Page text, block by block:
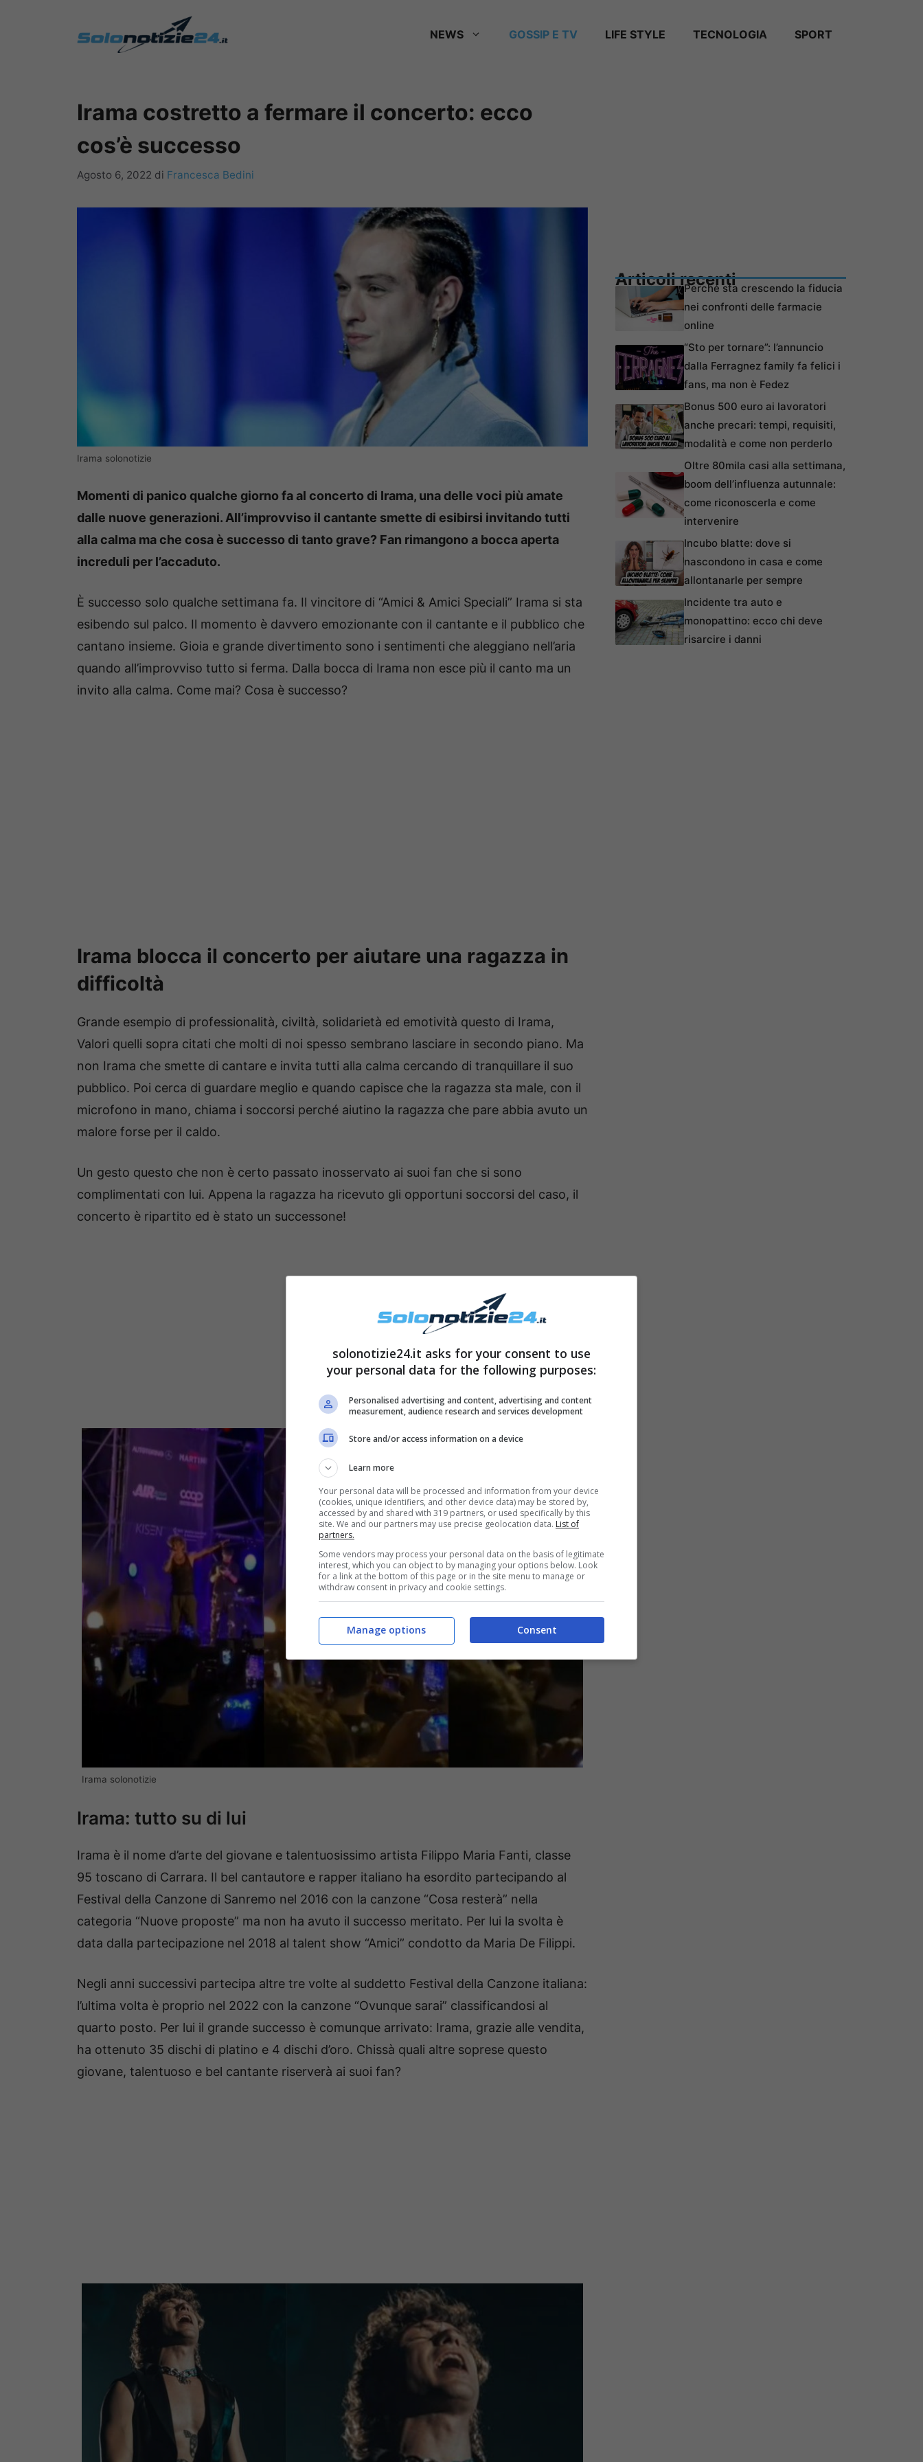
NEWS GOSSIP E TV LIFE STYLE TECNOLOGIA SPORT
Irama costretto a fermare il concerto: ecco
cos’è successo
Agosto 6, 2022 di Francesca Bedini
Irama solonotizie
Momenti di panico qualche giorno fa al concerto di Irama, una delle voci più amate
dalle nuove generazioni. All’improvviso il cantante smette di esibirsi invitando tutti
alla calma ma che cosa è successo di tanto grave? Fan rimangono a bocca aperta
increduli per l’accaduto.
È successo solo qualche settimana fa. Il vincitore di “Amici & Amici Speciali” Irama si sta
esibendo sul palco. Il momento è davvero emozionante con il cantante e il pubblico che
cantano insieme. Gioia e grande divertimento sono i sentimenti che aleggiano nell’aria
quando all’improvviso tutto si ferma. Dalla bocca di Irama non esce più il canto ma un
invito alla calma. Come mai? Cosa è successo?
Irama blocca il concerto per aiutare una ragazza in
difficoltà
Grande esempio di professionalità, civiltà, solidarietà ed emotività questo di Irama,
Valori quelli sopra citati che molti di noi spesso sembrano lasciare in secondo piano. Ma
non Irama che smette di cantare e invita tutti alla calma cercando di tranquillare il suo
pubblico. Poi cerca di guardare meglio e quando capisce che la ragazza sta male, con il
microfono in mano, chiama i soccorsi perché aiutino la ragazza che pare abbia avuto un
malore forse per il caldo.
Un gesto questo che non è certo passato inosservato ai suoi fan che si sono
complimentati con lui. Appena la ragazza ha ricevuto gli opportuni soccorsi del caso, il
concerto è ripartito ed è stato un successone!
Irama solonotizie
Irama: tutto su di lui
Irama è il nome d’arte del giovane e talentuosissimo artista Filippo Maria Fanti, classe
95 toscano di Carrara. Il bel cantautore e rapper italiano ha esordito partecipando al
Festival della Canzone di Sanremo nel 2016 con la canzone “Cosa resterà” nella
categoria “Nuove proposte” ma non ha avuto il successo meritato. Per lui la svolta è
data dalla partecipazione nel 2018 al talent show “Amici” condotto da Maria De Filippi.
Negli anni successivi partecipa altre tre volte al suddetto Festival della Canzone italiana:
l’ultima volta è proprio nel 2022 con la canzone “Ovunque sarai” classificandosi al
quarto posto. Per lui il grande successo è comunque arrivato: Irama, grazie alle vendita,
ha ottenuto 35 dischi di platino e 4 dischi d’oro. Chissà quali altre soprese questo
giovane, talentuoso e bel cantante riserverà ai suoi fan?
Articoli recentiPerché sta crescendo la fiducia
nei confronti delle farmacie
online
“Sto per tornare”: l’annuncio
dalla Ferragnez family fa felici i
fans, ma non è Fedez
Bonus 500 euro ai lavoratori
anche precari: tempi, requisiti,
modalità e come non perderlo
Oltre 80mila casi alla settimana,
boom dell’influenza autunnale:
come riconoscerla e come
intervenire
Incubo blatte: dove si
nascondono in casa e come
allontanarle per sempre
Incidente tra auto e
monopattino: ecco chi deve
risarcire i danni
solonotizie24.it asks for your consent to use
your personal data for the following purposes:
Personalised advertising and content, advertising and content
measurement, audience research and services development
Store and/or access information on a device
Learn more
Your personal data will be processed and information from your device
(cookies, unique identifiers, and other device data) may be stored by,
accessed by and shared with 319 partners, or used specifically by this
site. We and our partners may use precise geolocation data. List of
partners.
Some vendors may process your personal data on the basis of legitimate
interest, which you can object to by managing your options below. Look
for a link at the bottom of this page or in the site menu to manage or
withdraw consent in privacy and cookie settings.
Consent
Manage options